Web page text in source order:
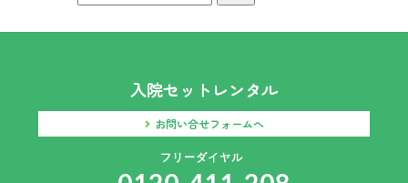
入院セットレンタル
お問い合せフォームへ
フリーダイヤル